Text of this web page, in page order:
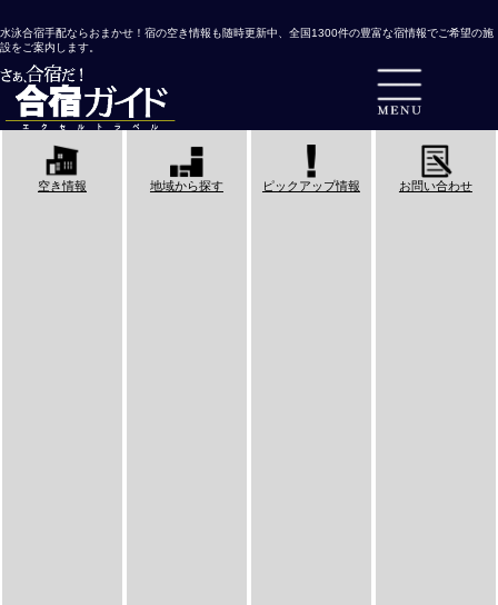
水泳合宿手配ならおまかせ！宿の空き情報も随時更新中、全国1300件の豊富な宿情報でご希望の施
設をご案内します。
空き情報 地域から探す ピックアップ情報 お問い合わせ